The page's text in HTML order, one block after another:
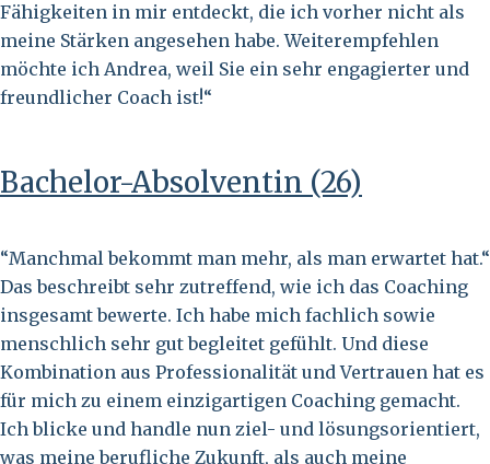
Fähigkeiten in mir entdeckt, die ich vorher nicht als
meine Stärken angesehen habe. Weiterempfehlen
möchte ich Andrea, weil Sie ein sehr engagierter und
freundlicher Coach ist!“
Bachelor-Absolventin (26)
“Manchmal bekommt man mehr, als man erwartet hat.“
Das beschreibt sehr zutreffend, wie ich das Coaching
insgesamt bewerte. Ich habe mich fachlich sowie
menschlich sehr gut begleitet gefühlt. Und diese
Kombination aus Professionalität und Vertrauen hat es
für mich zu einem einzigartigen Coaching gemacht.
Ich blicke und handle nun ziel- und lösungsorientiert,
was meine berufliche Zukunft, als auch meine